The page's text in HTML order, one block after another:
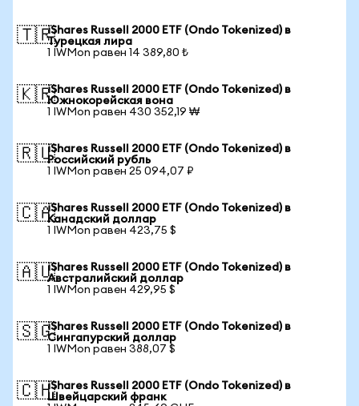
🇹🇷iShares Russell 2000 ETF (Ondo Tokenized) в
Турецкая лира
1 IWMon равен 14 389,80 ₺
🇰🇷iShares Russell 2000 ETF (Ondo Tokenized) в
Южнокорейская вона
1 IWMon равен 430 352,19 ₩
🇷🇺iShares Russell 2000 ETF (Ondo Tokenized) в
Российский рубль
1 IWMon равен 25 094,07 ₽
🇨🇦iShares Russell 2000 ETF (Ondo Tokenized) в
Канадский доллар
1 IWMon равен 423,75 $
🇦🇺iShares Russell 2000 ETF (Ondo Tokenized) в
Австралийский доллар
1 IWMon равен 429,95 $
🇸🇬iShares Russell 2000 ETF (Ondo Tokenized) в
Сингапурский доллар
1 IWMon равен 388,07 $
🇨🇭iShares Russell 2000 ETF (Ondo Tokenized) в
Швейцарский франк